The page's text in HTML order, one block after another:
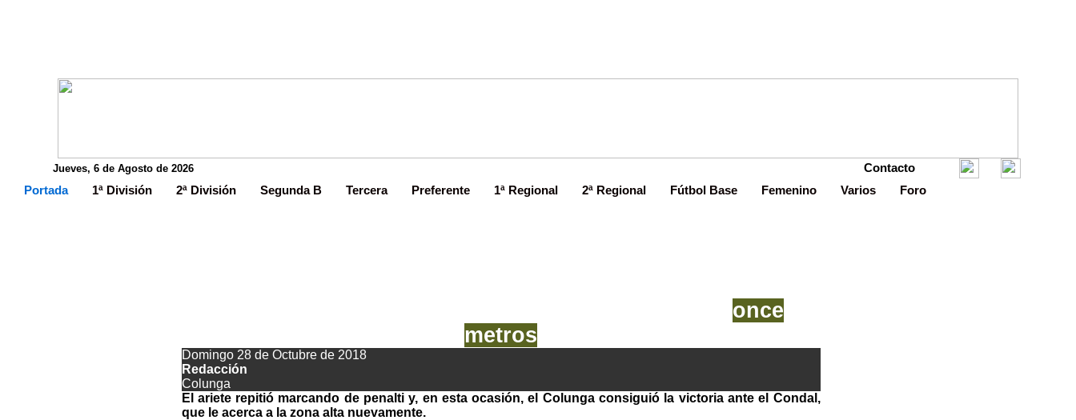
Jueves, 6 de Agosto de 2026 Contacto
Portada 1ª División 2ª División Segunda B Tercera Preferente 1ª Regional 2ª Regional Fútbol Base Femenino Varios Foro
once
metros
Domingo 28 de Octubre de 2018
Redacción
Colunga
El ariete repitió marcando de penalti y, en esta ocasión, el Colunga consiguió la victoria ante el Condal,
que le acerca a la zona alta nuevamente.